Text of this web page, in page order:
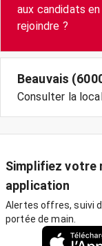
aux candidats
Beauvais
Consulter la
Simplifiez votre
application
Alertes offres, suivi
portée de main.